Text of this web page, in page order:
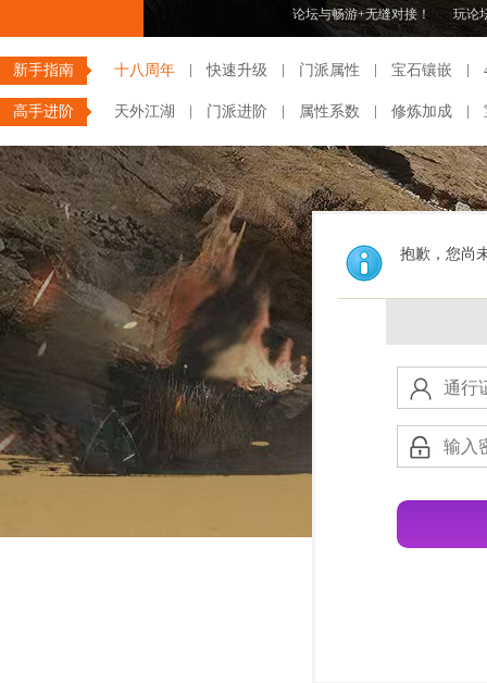
论坛与畅游+无缝对接！ 玩论
新手指南 十八周年 快速升级 门派属性 宝石镶嵌
高手进阶 天外江湖 门派进阶 属性系数 修炼加成
抱歉，您尚